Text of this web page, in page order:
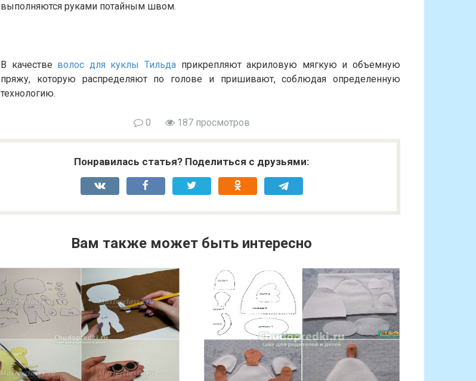
выполняются руками потайным швом.
В качестве волос для куклы Тильда прикрепляют акриловую мягкую и объемную
пряжу, которую распределяют по голове и пришивают, соблюдая определенную
технологию.
0 187 просмотров
Понравилась статья? Поделиться с друзьями:
Вам также может быть интересно